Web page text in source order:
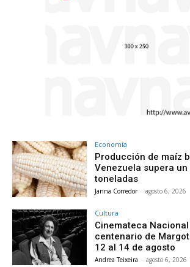
Economía
Producción de maíz
Venezuela supera un
toneladas
Janna Corredor - agosto 6, 2026
Cultura
Cinemateca
centenario de
12 al 14 de agosto
Andrea Teixeira - agosto 6, 2026